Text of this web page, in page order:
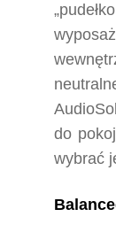
do
wybrać